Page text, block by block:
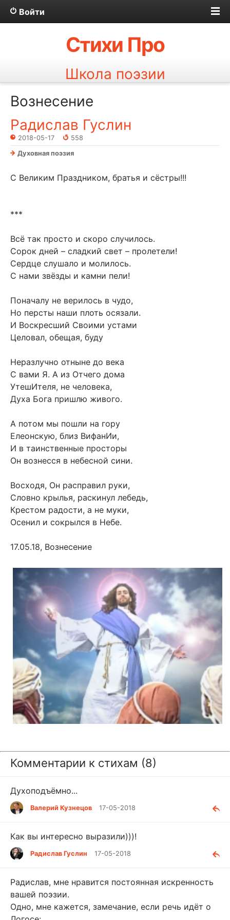
Войти
Стихи Про
Школа поэзии
Вознесение
Радислав Гуслин
2018-05-17
558
Духовная поэзия
С Великим Праздником, братья и сёстры!!!
***
Всё так просто и скоро случилось.
Сорок дней – сладкий свет – пролетели!
Сердце слушало и молилось.
С нами звёзды и камни пели!
Поначалу не верилось в чудо,
Но персты наши плоть осязали.
И Воскресший Своими устами
Целовал, обещая, буду
Неразлучно отныне до века
С вами Я. А из Отчего дома
УтешИтеля, не человека,
Духа Бога пришлю живого.
А потом мы пошли на гору
Елеонскую, близ ВифанИи,
И в таинственные просторы
Он вознесся в небесной сини.
Восходя, Он расправил руки,
Словно крылья, раскинул лебедь,
Крестом радости, а не муки,
Осенил и сокрылся в Небе.
17.05.18, Вознесение
Комментарии к стихам (8)
Духоподъёмно...
Валерий Кузнецов 17-05-2018
Как вы интересно выразили)))!
Радислав Гуслин 17-05-2018
Радислав, мне нравится постоянная искренность
вашей поэзии.
Одно, мне кажется, замечание, если речь идёт о